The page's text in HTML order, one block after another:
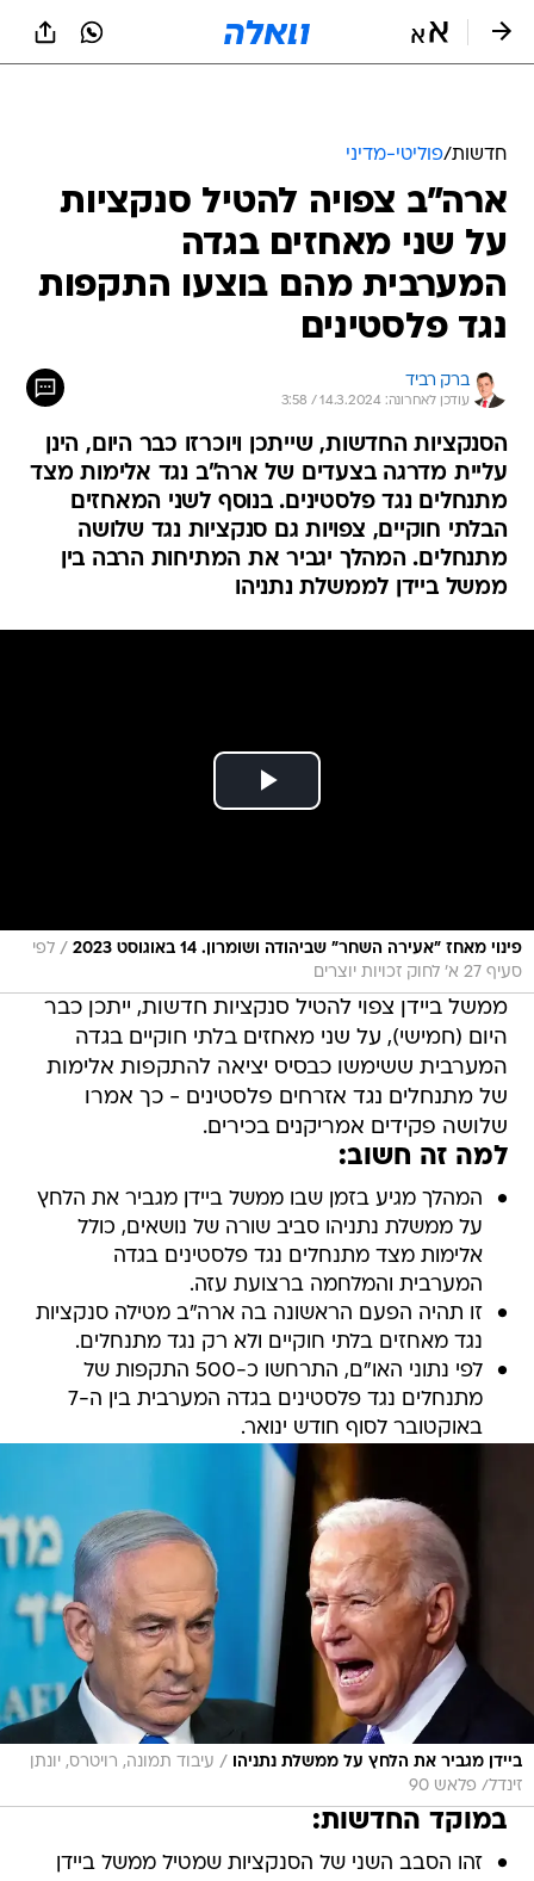
חדשות/פוליטי-מדיני
ארה"ב צפויה להטיל סנקציות
על שני מאחזים בגדה
המערבית מהם בוצעו התקפות
נגד פלסטינים
ברק רביד
עודכן לאחרונה: 14.3.2024 / 3:58
הסנקציות החדשות, שייתכן ויוכרזו כבר היום, הינן
עליית מדרגה בצעדים של ארה"ב נגד אלימות מצד
מתנחלים נגד פלסטינים. בנוסף לשני המאחזים
הבלתי חוקיים, צפויות גם סנקציות נגד שלושה
מתנחלים. המהלך יגביר את המתיחות הרבה בין
ממשל ביידן לממשלת נתניהו
פינוי מאחז "אעירה השחר" שביהודה ושומרון. 14 באוגוסט 2023 / לפי
סעיף 27 א׳ לחוק זכויות יוצרים
ממשל ביידן צפוי להטיל סנקציות חדשות, ייתכן כבר
היום (חמישי), על שני מאחזים בלתי חוקיים בגדה
המערבית ששימשו כבסיס יציאה להתקפות אלימות
של מתנחלים נגד אזרחים פלסטינים - כך אמרו
שלושה פקידים אמריקנים בכירים.
למה זה חשוב:
המהלך מגיע בזמן שבו ממשל ביידן מגביר את הלחץ
על ממשלת נתניהו סביב שורה של נושאים, כולל
אלימות מצד מתנחלים נגד פלסטינים בגדה
המערבית והמלחמה ברצועת עזה.
זו תהיה הפעם הראשונה בה ארה"ב מטילה סנקציות
נגד מאחזים בלתי חוקיים ולא רק נגד מתנחלים.
לפי נתוני האו"ם, התרחשו כ-500 התקפות של
מתנחלים נגד פלסטינים בגדה המערבית בין ה-7
באוקטובר לסוף חודש ינואר.
ביידן מגביר את הלחץ על ממשלת נתניהו / עיבוד תמונה, רויטרס, יונתן
זינדל/ פלאש 90
במוקד החדשות:
זהו הסבב השני של הסנקציות שמטיל ממשל ביידן